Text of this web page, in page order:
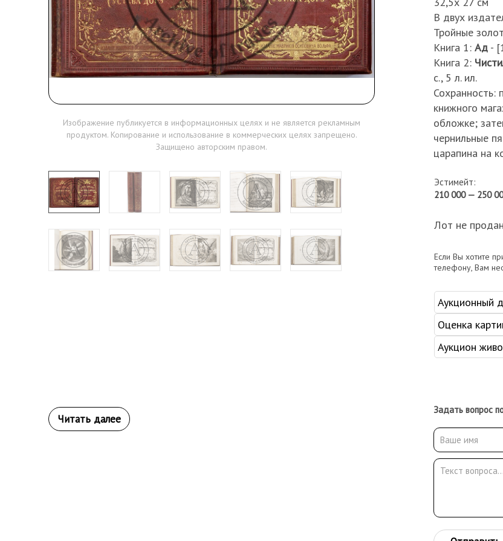
Изображение публикуется в информационных целях и не является рекламным
продуктом. Копирование и использование в коммерческих целях запрещено.
Защищено авторским правом.
В двух
Тройные
Книга 1: Ад-
Книга 2:
с., 5 л. ил.
Сохранность:
книжного
обложке;
чернильные
царапина на
Эстимейт:
210 000 — 250
Лот не продан
Если Вы хотите
телефону, Вам
Аукционный
Оценка
Аукцион
Задать вопрос